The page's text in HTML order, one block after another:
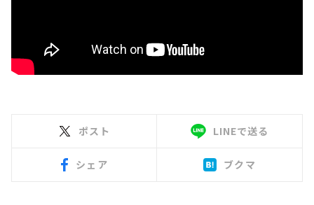
ポスト LINEで送る
シェア ブクマ